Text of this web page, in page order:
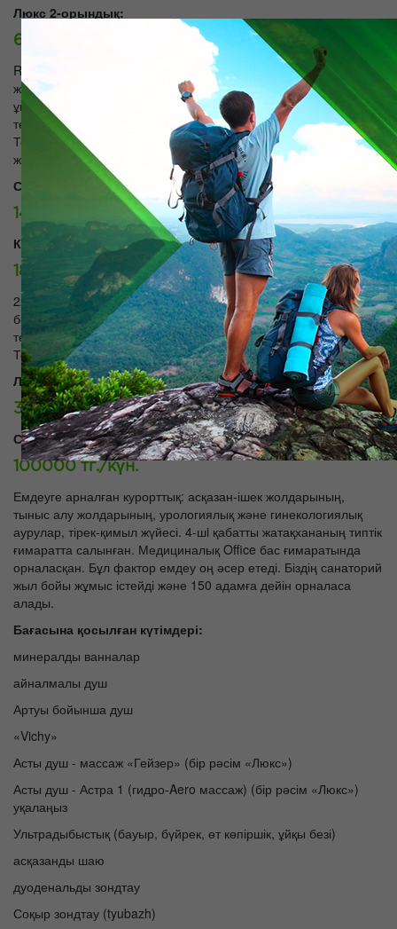
Люкс 2-орындық:
60000 тг./күн.
Room 35 M.2 Жеке балкон және кең қонақ бөлмесі, жатын
және дәлізде отырып екі бөлмелі «Люкс». Ерекшеліктер: Ванна
ұштастыра жуынатын; Екі адамдық төсек; Фен-; ТВ; Спутниктік
теледидар; Wi-Fi интернет; Air Conditioning; Телефон;
Тоңазытқыш; Ыдыс-аяқ жиынтығы; Мини; Қауіпсіз; Жұмсақ
жиһаз ауданы.
Стандарт+:
14500 тг./күн.
Комфорт 1-орындық:
18000 тг./күн.
22 M.2 бастап Room Екі төсек polutrospalnymi бар ынғайлы
бөлме. Ерекшеліктер: Душ / ванна Аралас жуынатын; Екі бір
төсек; ТВ; Спутниктік теледидар; Телефон; Air Conditioning;
Тоңазытқыш; Ыдыс-аяқ жиынтығы.
Люкс 1 жергілікті:
35000 тг./күн.
СуперЛюкс:
100000 тг./күн.
Емдеуге арналған курорттық: асқазан-ішек жолдарының,
тыныс алу жолдарының, урологиялық және гинекологиялық
аурулар, тірек-қимыл жүйесі. 4-шi қабатты жатақхананың типтік
ғимаратта салынған. Медициналық Office бас ғимаратында
орналасқан. Бұл фактор емдеу оң әсер етеді. Біздің санаторий
жыл бойы жұмыс істейді және 150 адамға дейін орналаса
алады.
Бағасына қосылған күтімдері:
минералды ванналар
айналмалы душ
Артуы бойынша душ
«Vichy»
Асты душ - массаж «Гейзер» (бір рәсім «Люкс»)
Асты душ - Астра 1 (гидро-Aero массаж) (бір рәсім «Люкс»)
уқалаңыз
Ультрадыбыстық (бауыр, бүйрек, өт көпіршік, ұйқы безі)
асқазанды шаю
дуоденальды зондтау
Соқыр зондтау (tyubazh)